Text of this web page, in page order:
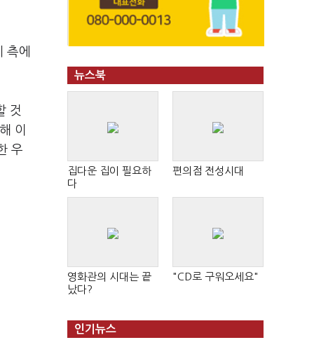
측에
것
이
우
뉴스북
집다운 집이 필요하
다
편의점 전성시대
영화관의 시대는 끝
났다?
"CD로 구워오세요"
인기뉴스